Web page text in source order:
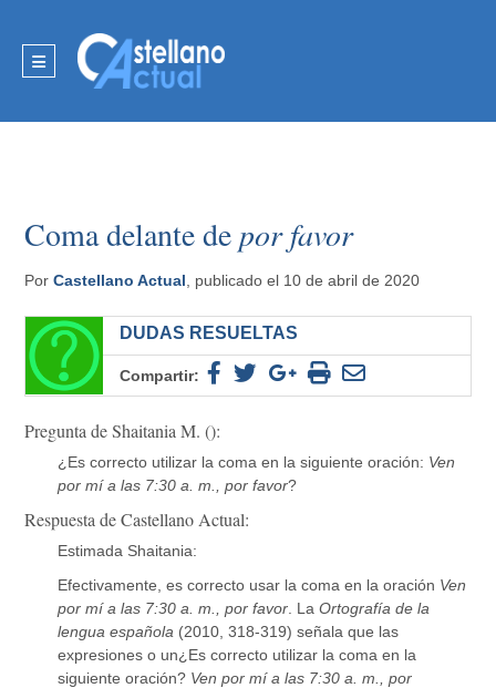
Coma delante depor favor
PorCastellano Actual , publicado el 10 de abril de 2020
DUDAS RESUELTAS
Compartir:
Pregunta de Shaitania M. ():
¿Es correcto utilizar la coma en la siguiente oración: Ven
por mí a las 7:30 a. m., por favor?
Respuesta de Castellano Actual:
Estimada Shaitania:
Efectivamente, es correcto usar la coma en la oración Ven
por mí a las 7:30 a. m., por favor . LaOrtografía de la
lengua española (2010, 318-319) señala que las
expresiones o un¿Es correcto utilizar la coma en la
siguiente oración? Ven por mí a las 7:30 a. m., por